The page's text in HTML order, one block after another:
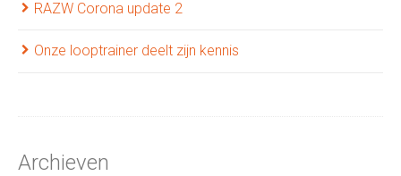
RAZW Corona update 2
Onze looptrainer deelt zijn kennis
Archieven